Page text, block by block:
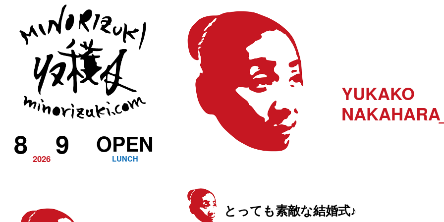
2026
8 9 LUNCH
OPEN
YUKAKO
NAKAHARA
とっても素敵な結婚式♪